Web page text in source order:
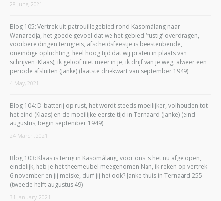
28 June, 2021
Blog 105: Vertrek uit patrouillegebied rond Kasomálang naar
Wanaredja, het goede gevoel dat we het gebied ‘rustig’ overdragen,
voorbereidingen terugreis, afscheidsfeestje is beestenbende,
oneindige opluchting, heel hoog tijd dat wij praten in plaats van
schrijven (Klaas); ik geloof niet meer in je, ik drijf van je weg, alweer een
periode afsluiten (Janke) (laatste driekwart van september 1949)
4 May, 2021
Blog 104: D-batterij op rust, het wordt steeds moeilijker, volhouden tot
het eind (Klaas) en de moeilijke eerste tijd in Ternaard (Janke) (eind
augustus, begin september 1949)
24 March, 2021
Blog 103: Klaas is terug in Kasomálang, voor ons is het nu afgelopen,
eindelijk, heb je het theemeubel meegenomen Nan, ik reken op vertrek
6 november en jij meiske, durf jij het ook? Janke thuis in Ternaard 255
(tweede helft augustus 49)
31 January, 2021